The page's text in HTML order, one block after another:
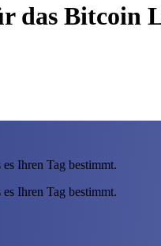
das Bitcoin
Ihren Tag bestimmt.
Ihren Tag bestimmt.